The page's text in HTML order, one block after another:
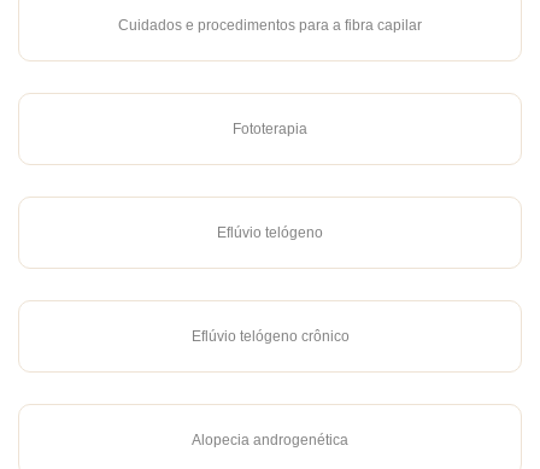
Cuidados e procedimentos para a fibra capilar
Fototerapia
Eflúvio telógeno
Eflúvio telógeno crônico
Alopecia androgenética